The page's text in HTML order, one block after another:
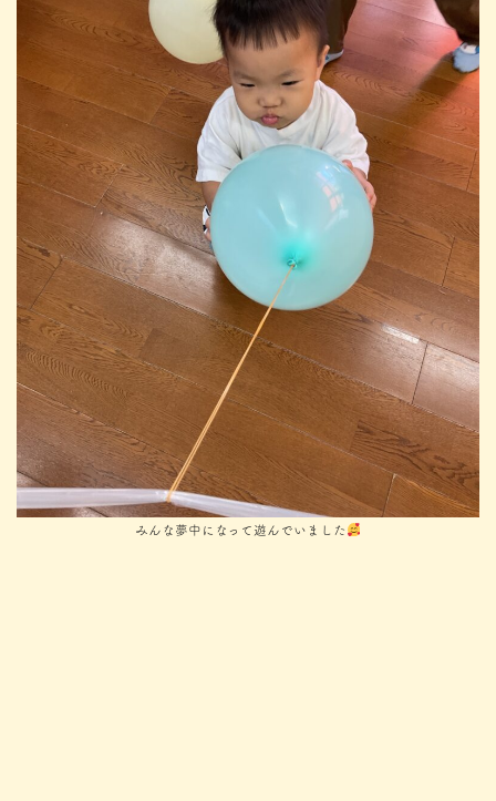
みんな夢中になって遊んでいました